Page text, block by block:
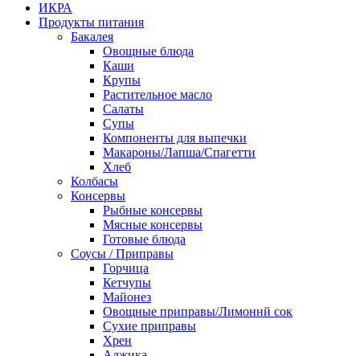
ИКРА
Продукты питания
Бакалея
Овощные блюда
Каши
Крупы
Растительное масло
Салаты
Супы
Компоненты для выпечки
Макароны/Лапша/Спагетти
Хлеб
Колбасы
Консервы
Рыбные консервы
Мясные консервы
Готовые блюда
Соусы / Приправы
Горчица
Кетчупы
Майонез
Овощные приправы/Лимоннй сок
Сухие приправы
Хрен